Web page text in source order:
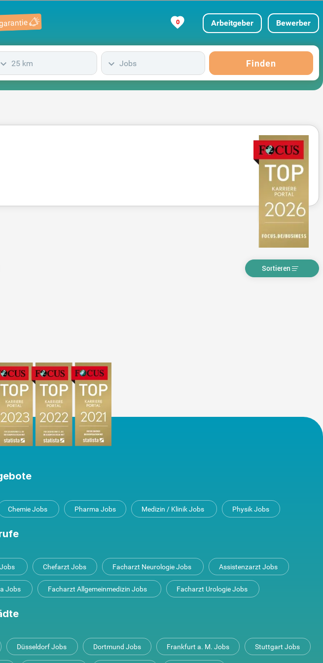
0 Arbeitgeber Bewerber
25 km Jobs Finden
Sortieren
Chemie Jobs Pharma Jobs Medizin / Klinik Jobs Physik Jobs
Chefarzt Jobs Facharzt Neurologie Jobs Assistenzarzt Jobs
Jobs Facharzt Allgemeinmedizin Jobs Facharzt Urologie Jobs
Düsseldorf Jobs Dortmund Jobs Frankfurt a. M. Jobs Stuttgart Jobs